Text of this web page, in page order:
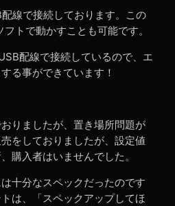
線で接続しております。この
トで動かすことも可能です。
配線で接続しているので、エ
る事ができています！
りましたが、置き場所問題が
をしておりましたが、設定値
購入者はいませんでした。
十分なスペックだったのです
は、「スペックアップしてほ